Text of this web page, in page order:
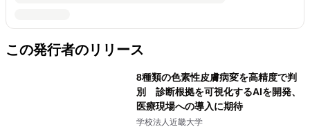
この発行者のリリース
8種類の色素性皮膚病変を高精度で判
別 診断根拠を可視化するAIを開発、
医療現場への導入に期待
学校法人近畿大学